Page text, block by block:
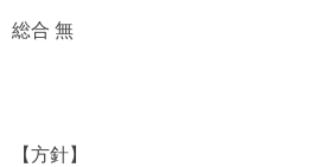
総合 無
【方針】